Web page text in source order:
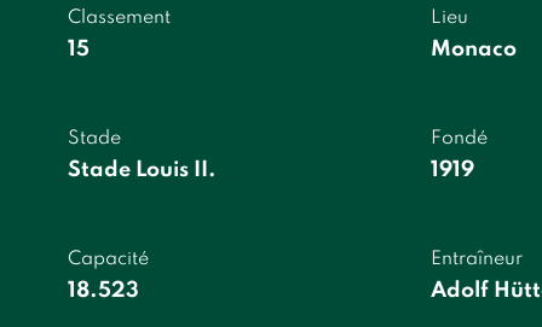
Classement
15
Lieu
Monaco
Stade
Stade Louis II.
Fondé
1919
Capacité
18.523
Entraîneur
Adolf